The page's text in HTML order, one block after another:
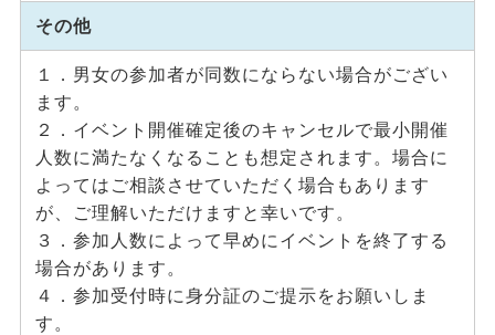
その他
１．男女の参加者が同数にならない場合がござい
ます。
２．イベント開催確定後のキャンセルで最小開催
人数に満たなくなることも想定されます。場合に
よってはご相談させていただく場合もあります
が、ご理解いただけますと幸いです。
３．参加人数によって早めにイベントを終了する
場合があります。
４．参加受付時に身分証のご提示をお願いしま
す。